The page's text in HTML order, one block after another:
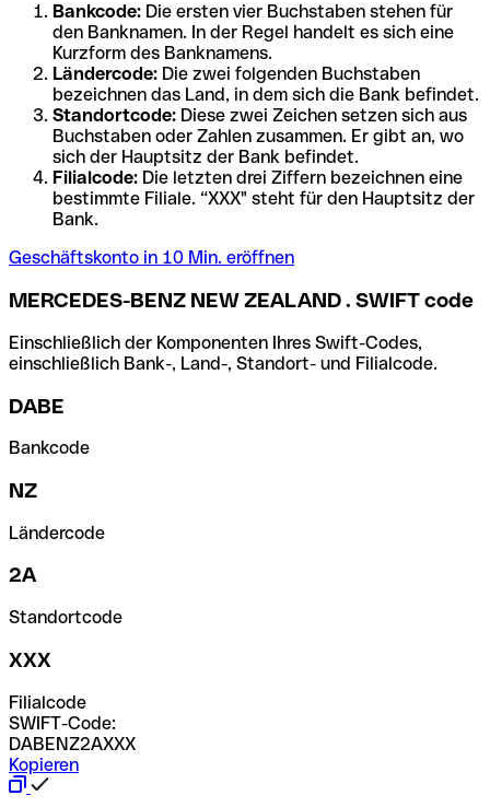
Bankcode: Die ersten vier Buchstaben stehen für
den Banknamen. In der Regel handelt es sich eine
Kurzform des Banknamens.
Ländercode: Die zwei folgenden Buchstaben
bezeichnen das Land, in dem sich die Bank befindet.
Standortcode: Diese zwei Zeichen setzen sich aus
Buchstaben oder Zahlen zusammen. Er gibt an, wo
sich der Hauptsitz der Bank befindet.
Filialcode: Die letzten drei Ziffern bezeichnen eine
bestimmte Filiale. “XXX" steht für den Hauptsitz der
Bank.
Geschäftskonto in 10 Min. eröffnen
MERCEDES-BENZ NEW ZEALAND . SWIFT code
Einschließlich der Komponenten Ihres Swift-Codes,
einschließlich Bank-, Land-, Standort- und Filialcode.
DABE
Bankcode
NZ
Ländercode
2A
Standortcode
XXX
Filialcode
SWIFT-Code:
DABENZ2AXXX
Kopieren